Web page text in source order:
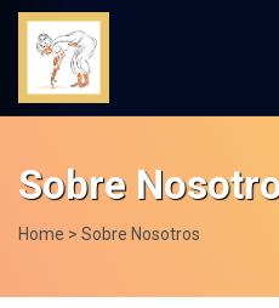
Sobre
Home > Sobre Nosotros